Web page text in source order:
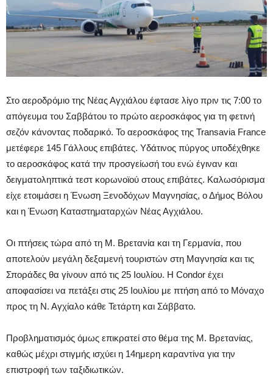
Στο αεροδρόμιο της Νέας Αγχιάλου έφτασε λίγο πριν τις 7:00 το
απόγευμα του Σαββάτου το πρώτο αεροσκάφος για τη φετινή
σεζόν κάνοντας ποδαρικό. Το αεροσκάφος της Transavia France
μετέφερε 145 Γάλλους επιβάτες. Υδάτινος πύργος υποδέχθηκε
το αεροσκάφος κατά την προσγείωσή του ενώ έγιναν και
δειγματοληπτικά τεστ κορωνοϊού στους επιβάτες. Καλωσόρισμα
είχε ετοιμάσει η Ένωση Ξενοδόχων Μαγνησίας, ο Δήμος Βόλου
και η Ένωση Καταστηματαρχών Νέας Αγχιάλου.
Οι πτήσεις τώρα από τη Μ. Βρετανία και τη Γερμανία, που
αποτελούν μεγάλη δεξαμενή τουριστών στη Μαγνησία και τις
Σποράδες θα γίνουν από τις 25 Ιουλίου. H Condor έχει
αποφασίσει να πετάξει στις 25 Ιουλίου με πτήση από το Μόναχο
προς τη Ν. Αγχίαλο κάθε Τετάρτη και Σάββατο.
Προβληματισμός όμως επικρατεί στο θέμα της Μ. Βρετανίας,
καθώς μέχρι στιγμής ισχύει η 14ημερη καραντίνα για την
επιστροφή των ταξιδιωτικών.